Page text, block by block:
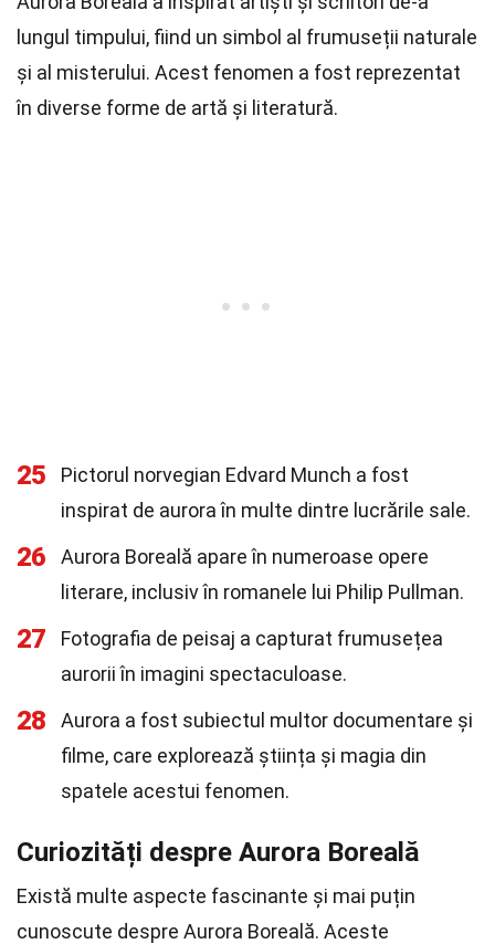
lungul timpului, fiind un simbol al frumuseții naturale
și al misterului. Acest fenomen a fost reprezentat
în diverse forme de artă și literatură.
25
Pictorul norvegian Edvard Munch a fost
inspirat de aurora în multe dintre lucrările sale.
26
Aurora Boreală apare în numeroase opere
literare, inclusiv în romanele lui Philip Pullman.
27
Fotografia de peisaj a capturat frumusețea
aurorii în imagini spectaculoase.
28
Aurora a fost subiectul multor documentare și
filme, care explorează știința și magia din
spatele acestui fenomen.
Curiozități despre Aurora Boreală
Există multe aspecte fascinante și mai puțin
cunoscute despre Aurora Boreală. Aceste